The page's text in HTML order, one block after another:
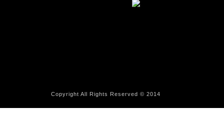
Copyright All Rights Reserved © 2014